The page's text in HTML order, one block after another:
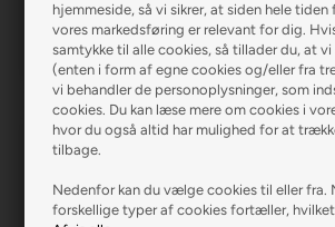
hjemmeside, så vi sikrer, at siden hele
vores markedsføring er relevant for dig.
samtykke til alle cookies, så tillader du, at
(enten i form af egne cookies og/eller fra
vi behandler de personoplysninger, som
cookies. Du kan læse mere om cookies i
hvor du også altid har mulighed for at
tilbage.
Nedenfor kan du vælge cookies til eller fra.
forskellige typer af cookies fortæller,